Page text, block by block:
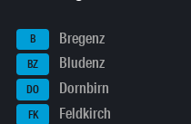
B Bregenz
BZ Bludenz
DO Dornbirn
FK Feldkirch